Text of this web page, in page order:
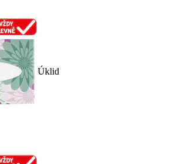
Úklid